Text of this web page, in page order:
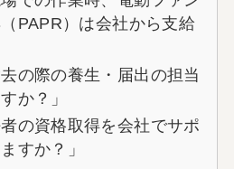
PAPR）は会社から支給
去の際の養生・届出の担当
か？」
者の資格取得を会社でサポ
すか？」